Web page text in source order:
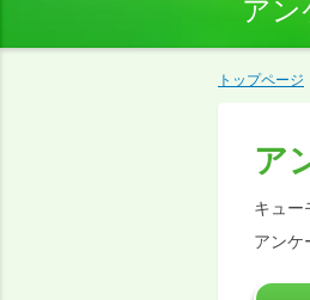
トップページ
ア
キュー
アンケ